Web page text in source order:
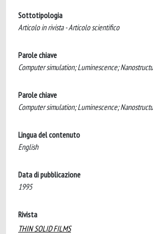
Sottotipologia
Articolo in rivista - Articolo scientifico
Parole chiave
Computer simulation; Luminescence;
Parole chiave
Computer simulation; Luminescence;
Lingua del contenuto
English
Data di pubblicazione
1995
Rivista
THIN SOLID FILMS